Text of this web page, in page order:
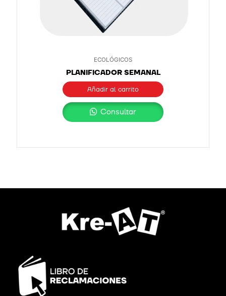
ECOLÓGICOS
PLANIFICADOR SEMANAL
Añadir al carrito
Consultar